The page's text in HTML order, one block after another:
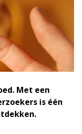
Met een
is één